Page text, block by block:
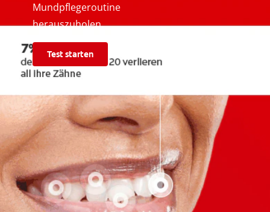
Mundpflegeroutine
herauszuholen.
Test starten